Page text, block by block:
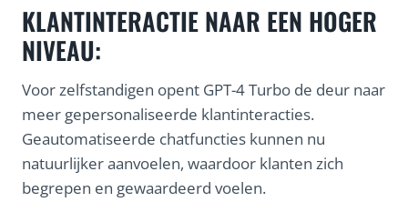
KLANTINTERACTIE NAAR EEN HOGER
NIVEAU:
Voor zelfstandigen opent GPT-4 Turbo de deur naar
meer gepersonaliseerde klantinteracties.
Geautomatiseerde chatfuncties kunnen nu
natuurlijker aanvoelen, waardoor klanten zich
begrepen en gewaardeerd voelen.